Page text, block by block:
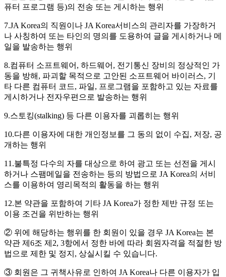
퓨터 프로그램 등)의 전송 또는 게시하는 행위
7.JA Korea의 직원이나 JA Korea서비스의 관리자를 가장하거
나 사칭하여 또는 타인의 명의를 도용하여 글을 게시하거나 메
일을 발송하는 행위
8.컴퓨터 소프트웨어, 하드웨어, 전기통신 장비의 정상적인 가
동을 방해, 파괴할 목적으로 고안된 소프트웨어 바이러스, 기
타 다른 컴퓨터 코드, 파일, 프로그램을 포함하고 있는 자료를
게시하거나 전자우편으로 발송하는 행위
9.스토킹(stalking) 등 다른 이용자를 괴롭히는 행위
10.다른 이용자에 대한 개인정보를 그 동의 없이 수집, 저장, 공
개하는 행위
11.불특정 다수의 자를 대상으로 하여 광고 또는 선전을 게시
하거나 스팸메일을 전송하는 등의 방법으로 JA Korea의 서비
스를 이용하여 영리목적의 활동을 하는 행위
12.본 약관을 포함하여 기타 JA Korea가 정한 제반 규정 또는
이용 조건을 위반하는 행위
② 위에 해당하는 행위를 한 회원이 있을 경우 JA Korea는 본
약관 제6조 제2, 3항에서 정한 바에 따라 회원자격을 적절한 방
법으로 제한 및 정지, 상실시킬 수 있습니다.
③ 회원은 그 귀책사유로 인하여 JA Korea나 다른 이용자가 입